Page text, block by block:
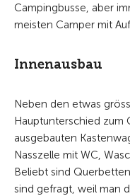
Campingbusse, aber
meisten Camper mit
Innenausbau
Neben den etwas
Hauptunterschied zum
ausgebauten
Nasszelle mit WC,
Beliebt sind
sind gefragt, weil man